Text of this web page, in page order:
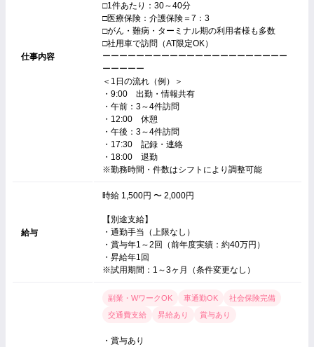
仕事内容
□1件あたり：30～40分
□医療保険：介護保険＝7：3
□がん・難病・ターミナル期の利用者様も多数
□社用車で訪問（AT限定OK）
ーーーーーーーーーーーーーーーーーーーーーー
ーーーーー
＜1日の流れ（例）＞
・9:00 出勤・情報共有
・午前：3～4件訪問
・12:00 休憩
・午後：3～4件訪問
・17:30 記録・連絡
・18:00 退勤
※勤務時間・件数はシフトにより調整可能
給与
時給 1,500円 〜 2,000円
【別途支給】
・通勤手当（上限なし）
・賞与年1～2回（前年度実績：約40万円）
・昇給年1回
※試用期間：1～3ヶ月（条件変更なし）
副業・WワークOK 車通勤OK
社会保険完備
交通費支給
昇給あり 賞与あり
・賞与あり